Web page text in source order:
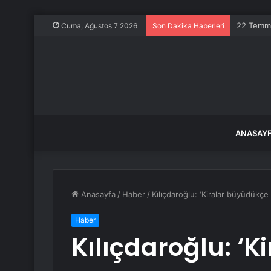
Cuma, Ağustos 7 2026 Son Dakika Haberleri 22
Anasayfa / Haber / Kılıçdaroğlu: ‘Kiralar
Haber
Kılıçdaroğlu: